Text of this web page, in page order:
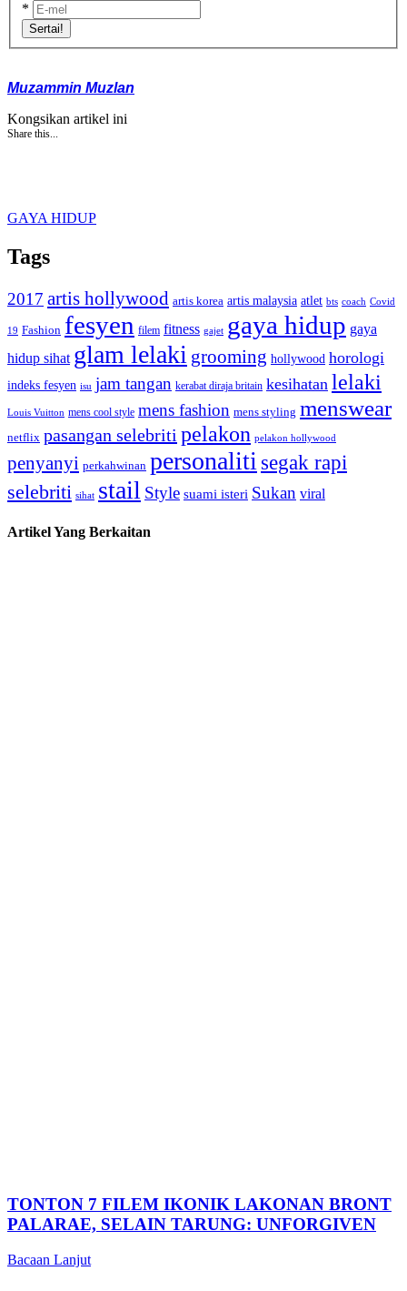
*
Sertai!
Muzammin Muzlan
Kongsikan artikel ini
Share this...
GAYA HIDUP
Tags
2017 artis hollywood artis korea artis malaysia atlet bts coach Covid
19 Fashion fesyen filem fitness gajet gaya hidup gaya
hidup sihat glam lelaki grooming hollywood horologi
indeks fesyen isu jam tangan kerabat diraja britain kesihatan lelaki
Louis Vuitton mens cool style mens fashion mens styling menswear
netflix pasangan selebriti pelakon pelakon hollywood
penyanyi perkahwinan personaliti segak rapi
selebriti sihat stail Style suami isteri Sukan viral
Artikel Yang Berkaitan
TONTON 7 FILEM IKONIK LAKONAN BRONT
PALARAE, SELAIN TARUNG: UNFORGIVEN
Bacaan Lanjut